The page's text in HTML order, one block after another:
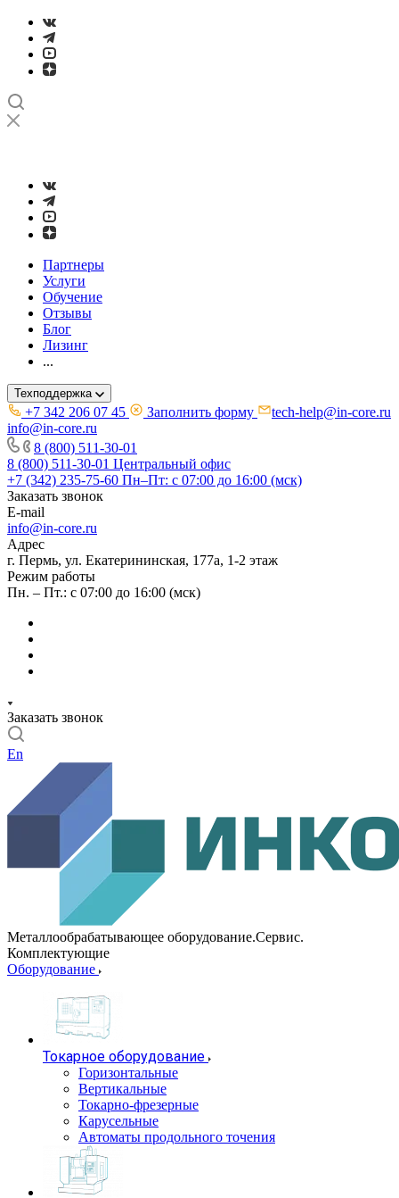
Партнеры
Услуги
Обучение
Отзывы
Блог
Лизинг
...
Техподдержка
+7 342 206 07 45 Заполнить форму
tech-help@in-core.ru
info@in-core.ru
8 (800) 511-30-01
8 (800) 511-30-01 Центральный офис
+7 (342) 235-75-60 Пн–Пт: с 07:00 до 16:00 (мск)
Заказать звонок
E-mail
info@in-core.ru
Адрес
г. Пермь, ул. ​Екатерининская, 177а, ​1-2 этаж
Режим работы
Пн. – Пт.: с 07:00 до 16:00 (мск)
Заказать звонок
En
Металлообрабатывающее оборудование.Сервис.
Комплектующие
Оборудование
Токарное оборудование
Горизонтальные
Вертикальные
Токарно-фрезерные
Карусельные
Автоматы продольного точения